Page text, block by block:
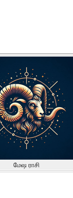
மேஷ ராசி